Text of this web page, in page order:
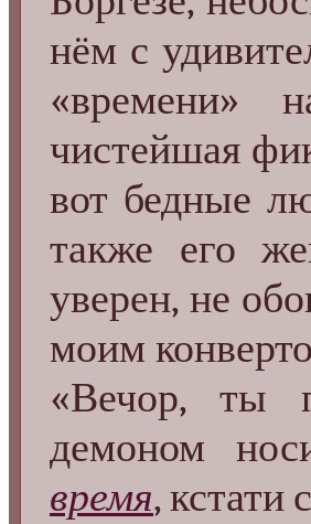
нём с
«времени»
чистейшая
вот бедные
также его
уверен, не
моим
«Вечор, ты
демоном
время, кстати